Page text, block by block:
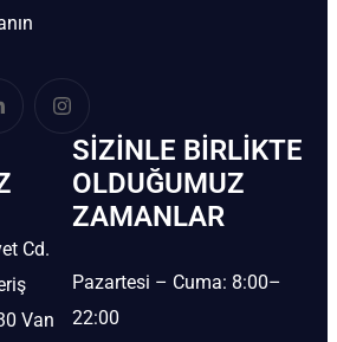
Cd.
Van
SIZINLE BIRLIKTE
OLDUĞUMUZ
ZAMANLAR
Pazartesi – Cuma: 8:00–
22:00